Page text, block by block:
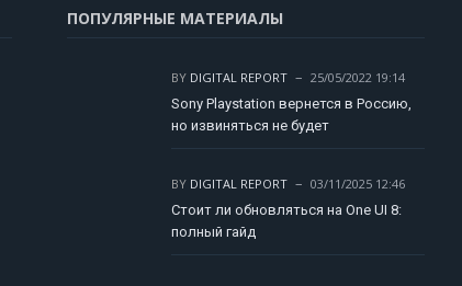
ПОПУЛЯРНЫЕ МАТЕРИАЛЫ
BY DIGITAL REPORT
25/05/2022 19:14
Sony Playstation вернется в Россию,
но извиняться не будет
BY DIGITAL REPORT
03/11/2025 12:46
Стоит ли обновляться на One UI 8:
полный гайд